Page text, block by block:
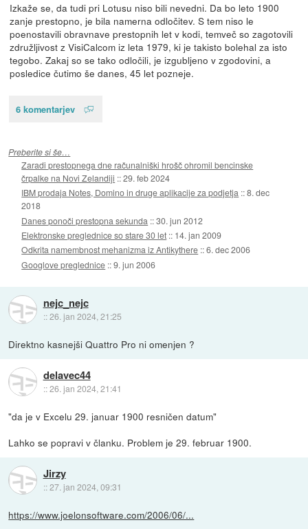
Izkaže se, da tudi pri Lotusu niso bili nevedni. Da bo leto 1900
zanje prestopno, je bila namerna odločitev. S tem niso le
poenostavili obravnave prestopnih let v kodi, temveč so zagotovili
združljivost z VisiCalcom iz leta 1979, ki je takisto bolehal za isto
tegobo. Zakaj so se tako odločili, je izgubljeno v zgodovini, a
posledice čutimo še danes, 45 let pozneje.
6 komentarjev
Preberite si še…
Zaradi prestopnega dne računalniški hrošč ohromil bencinske
črpalke na Novi Zelandiji ::29. feb 2024
IBM prodaja Notes, Domino in druge aplikacije za podjetja ::8. dec
2018
Danes ponoči prestopna sekunda ::30. jun 2012
Elektronske preglednice so stare 30 let :: 14. jan 2009
Odkrita namembnost mehanizma iz Antikythere ::6. dec 2006
Googlove preglednice ::9. jun 2006
nejc_nejc
::26. jan 2024, 21:25
Direktno kasnejši Quattro Pro ni omenjen ?
delavec44
::26. jan 2024, 21:41
"da je v Excelu 29. januar 1900 resničen datum"
Lahko se popravi v članku. Problem je 29. februar 1900.
Jirzy
::27. jan 2024, 09:31
https://www.joelonsoftware.com/2006/06/...